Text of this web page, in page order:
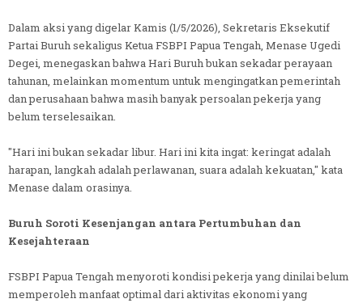
Dalam aksi yang digelar Kamis (1/5/2026), Sekretaris Eksekutif
Partai Buruh sekaligus Ketua FSBPI Papua Tengah, Menase Ugedi
Degei, menegaskan bahwa Hari Buruh bukan sekadar perayaan
tahunan, melainkan momentum untuk mengingatkan pemerintah
dan perusahaan bahwa masih banyak persoalan pekerja yang
belum terselesaikan.
"Hari ini bukan sekadar libur. Hari ini kita ingat: keringat adalah
harapan, langkah adalah perlawanan, suara adalah kekuatan," kata
Menase dalam orasinya.
Buruh Soroti Kesenjangan antara Pertumbuhan dan
Kesejahteraan
FSBPI Papua Tengah menyoroti kondisi pekerja yang dinilai belum
memperoleh manfaat optimal dari aktivitas ekonomi yang